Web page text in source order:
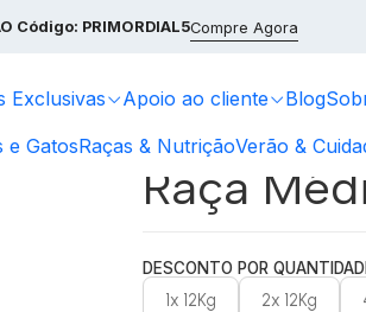
Exclusivas Apoio ao cliente Blog
e GatosRaças & NutriçãoVerão &
Código: PRIMORDIAL5Compre Agora
para cães Exclusion EXCLUSION
|
Raça
DESCONTO POR
1x 12Kg 2x 12Kg